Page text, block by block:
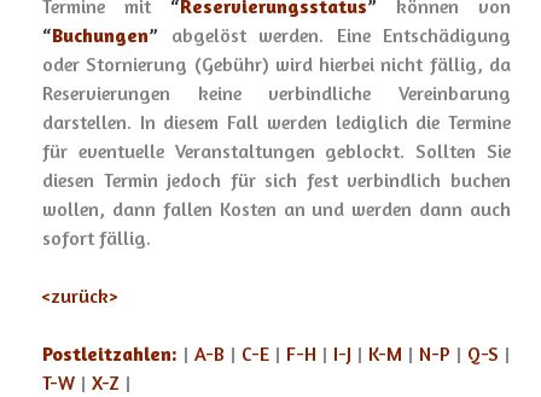
Termine mit “Reservierungsstatus” können von
“Buchungen” abgelöst werden. Eine Entschädigung
oder Stornierung (Gebühr) wird hierbei nicht fällig, da
Reservierungen keine verbindliche Vereinbarung
darstellen. In diesem Fall werden lediglich die Termine
für eventuelle Veranstaltungen geblockt. Sollten Sie
diesen Termin jedoch für sich fest verbindlich buchen
wollen, dann fallen Kosten an und werden dann auch
sofort fällig.
<zurück>
Postleitzahlen: | A-B | C-E | F-H | I-J | K-M | N-P | Q-S |
T-W | X-Z |